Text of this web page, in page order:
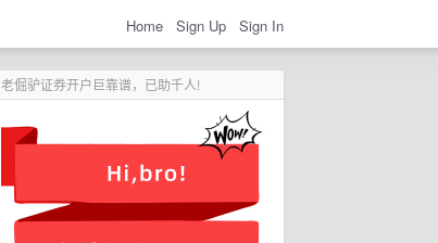
Home Sign Up Sign In
老倔驴证券开户巨靠谱，已助千人!